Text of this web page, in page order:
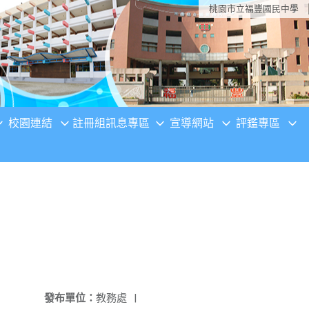
桃園市立福豐國民中學
校園連結 註冊組訊息專區 宣導網站 評鑑專區
發布單位： 教務處 |